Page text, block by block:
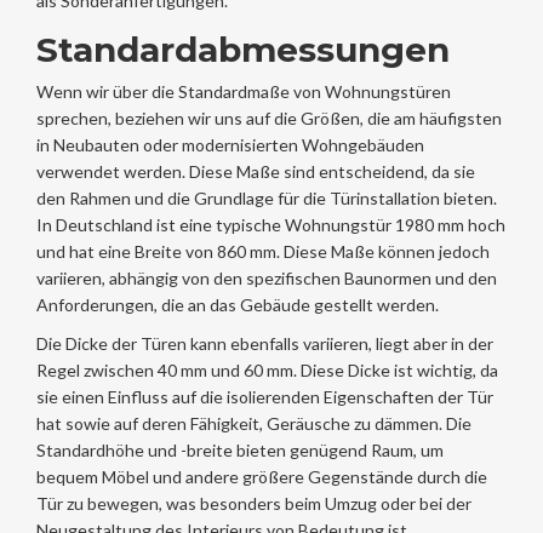
Standardabmessungen
Wenn wir über die Standardmaße von Wohnungstüren
sprechen, beziehen wir uns auf die Größen, die am häufigsten
in Neubauten oder modernisierten Wohngebäuden
verwendet werden. Diese Maße sind entscheidend, da sie
den Rahmen und die Grundlage für die Türinstallation bieten.
In Deutschland ist eine typische Wohnungstür 1980 mm hoch
und hat eine Breite von 860 mm. Diese Maße können jedoch
variieren, abhängig von den spezifischen Baunormen und den
Anforderungen, die an das Gebäude gestellt werden.
Die Dicke der Türen kann ebenfalls variieren, liegt aber in der
Regel zwischen 40 mm und 60 mm. Diese Dicke ist wichtig, da
sie einen Einfluss auf die isolierenden Eigenschaften der Tür
hat sowie auf deren Fähigkeit, Geräusche zu dämmen. Die
Standardhöhe und -breite bieten genügend Raum, um
bequem Möbel und andere größere Gegenstände durch die
Tür zu bewegen, was besonders beim Umzug oder bei der